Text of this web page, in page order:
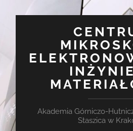
Akademia Górniczo-
Staszica w